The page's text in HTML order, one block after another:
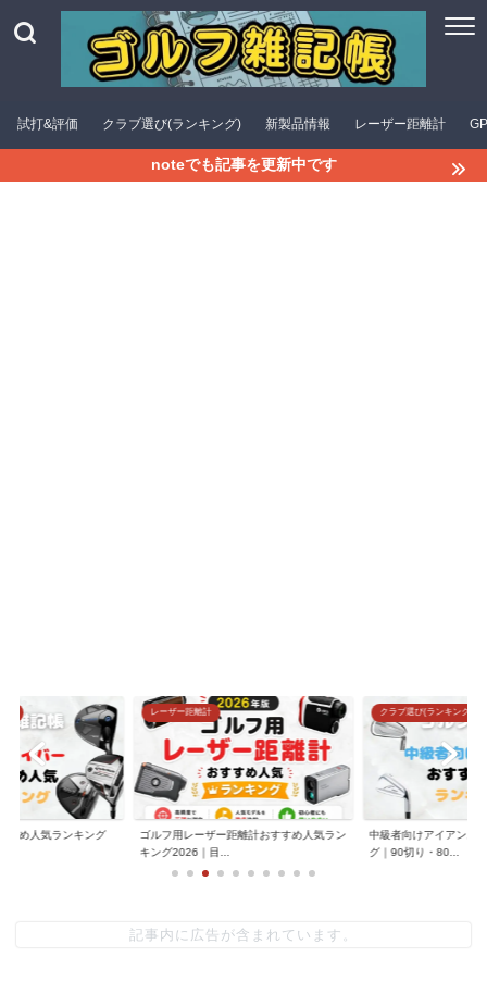
試打&評価 クラブ選び(ランキング) 新製品情報 レーザー距離計
noteでも記事を更新中です
すめ人気ランキング
レーザー距離計
ゴルフ用レーザー距離計おすすめ人気ラン
キング2026｜目...
クラブ選び(ランキング)
中級者向けアイアンお
グ｜90切り・80...
記事内に広告が含まれています。